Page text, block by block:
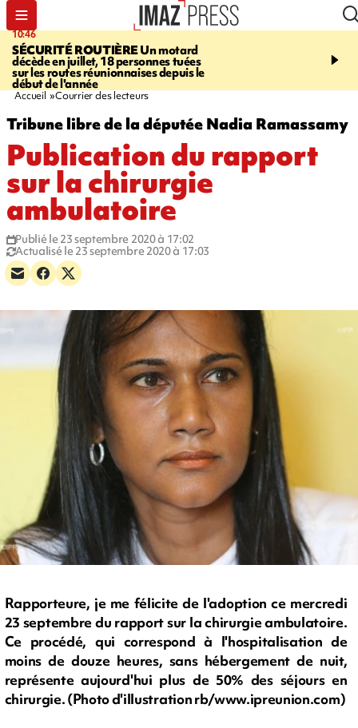
10:46
SÉCURITÉ ROUTIÈREUn motard
décède en juillet, 18 personnes tuées
sur les routes réunionnaises depuis le
début de l'année
13:49
mineurs - un courrier
Accueil Courrier des lecteurs
Tribune libre de la députée Nadia Ramassamy
Publication du rapport
sur la chirurgie
ambulatoire
Publié le 23 septembre 2020 à 17:02
Actualisé le 23 septembre 2020 à 17:03
Rapporteure, je me félicite de l'adoption ce mercredi
23 septembre du rapport sur la chirurgie ambulatoire.
Ce procédé, qui correspond à l'hospitalisation de
moins de douze heures, sans hébergement de nuit,
représente aujourd'hui plus de 50% des séjours en
chirurgie. (Photo d'illustration rb/www.ipreunion.com)